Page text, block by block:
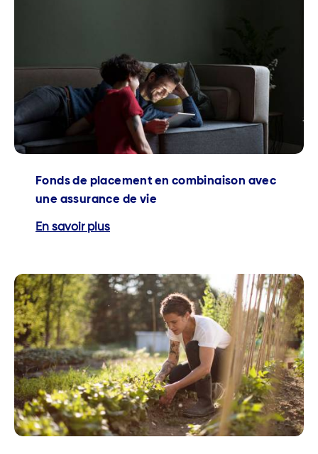
Fonds de placement en combinaison avec
une assurance de vie
En savoir plus